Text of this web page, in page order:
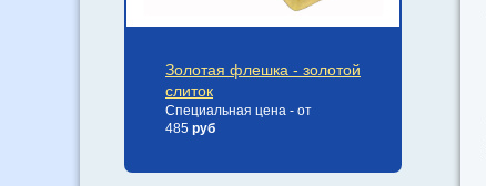
Золотая флешка - золотой
слиток
Специальная цена - от
485 руб